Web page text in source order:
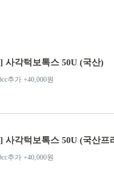
사각턱보톡스 50U (국산)
추가 +40,000원
사각턱보톡스 50U (국산프
추가 +40,000원